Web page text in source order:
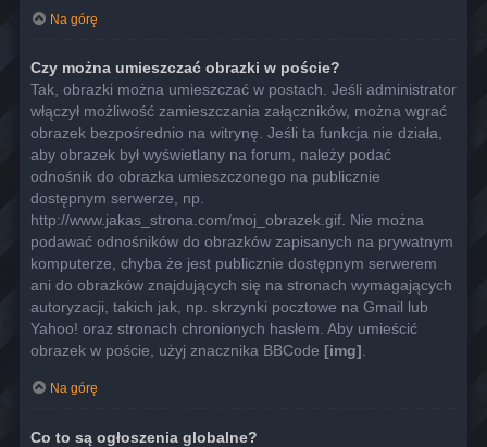
Na górę
Czy można umieszczać obrazki w poście?
Tak, obrazki można umieszczać w postach. Jeśli administrator
włączył możliwość zamieszczania załączników, można wgrać
obrazek bezpośrednio na witrynę. Jeśli ta funkcja nie działa,
aby obrazek był wyświetlany na forum, należy podać
odnośnik do obrazka umieszczonego na publicznie
dostępnym serwerze, np.
http://www.jakas_strona.com/moj_obrazek.gif. Nie można
podawać odnośników do obrazków zapisanych na prywatnym
komputerze, chyba że jest publicznie dostępnym serwerem
ani do obrazków znajdujących się na stronach wymagających
autoryzacji, takich jak, np. skrzynki pocztowe na Gmail lub
Yahoo! oraz stronach chronionych hasłem. Aby umieścić
obrazek w poście, użyj znacznika BBCode [img]
Na górę
Co to są ogłoszenia globalne?